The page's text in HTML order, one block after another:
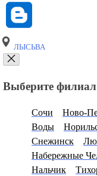
ЛЫСЬВА
Выберите
Сочи Ново-
Воды
Снежинск
Набережные
Нальчик